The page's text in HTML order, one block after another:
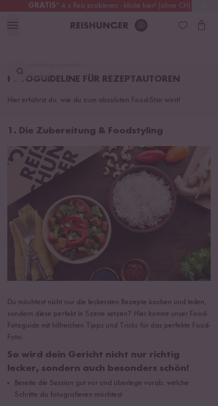
GRATIS* 4 x Reis probieren - klicke hier! (ohne CH)
Österreich Kostenloser Versand
finden ...
FOTOGUIDELINE FÜR REZEPTAUTOREN
Hier erfährst du, wie du zum absoluten Food-Star wirst!
1. Die Zubereitung & Foodstyling
Du möchtest nicht nur die leckersten Rezepte kochen und teilen,
sondern diese perfekt in Szene setzen? Hier kommt unser Food-
Fotoguide mit hilfreichen Tipps und Tricks für das perfekte Food-
Foto.
So wird dein Gericht nicht nur richtig
lecker, sondern auch besonders schön!
Bereite die Session gut vor und überlege vorab, welche
Schritte du fotografieren möchtest